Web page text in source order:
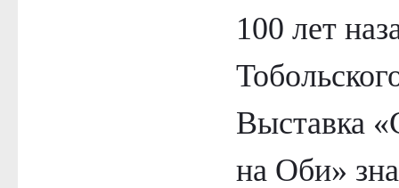
100 лет
Выставка
на Оби»